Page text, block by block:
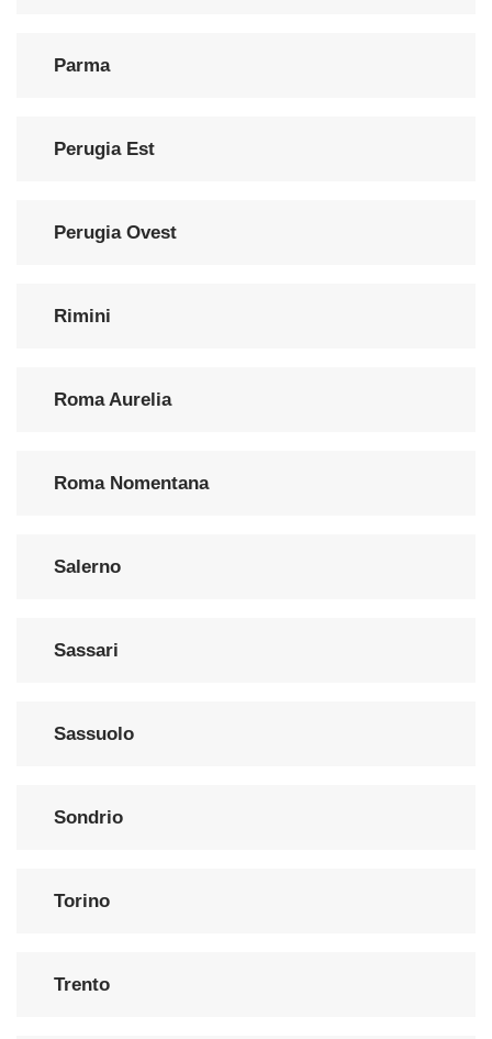
Parma
Perugia Est
Perugia Ovest
Rimini
Roma Aurelia
Roma Nomentana
Salerno
Sassari
Sassuolo
Sondrio
Torino
Trento